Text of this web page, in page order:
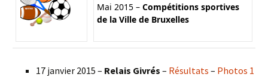
Mai 2015 – Compétitions sportives
de la Ville de Bruxelles
17 janvier 2015 – Relais Givrés – Résultats – Photos 1